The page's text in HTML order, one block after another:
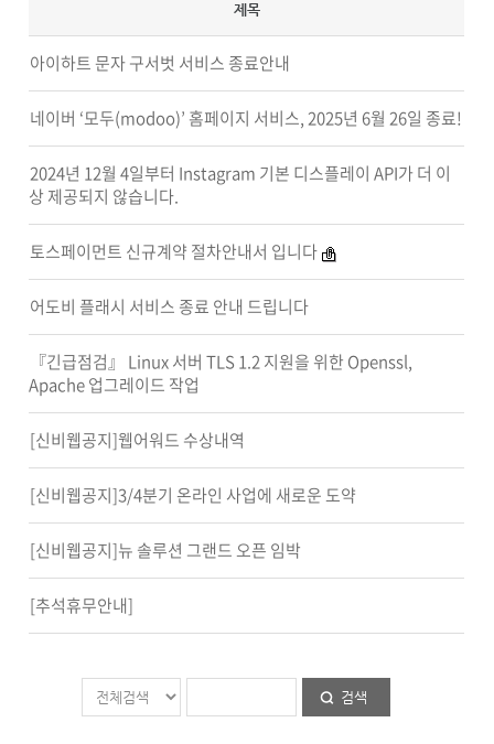
제목
아이하트 문자 구서벗 서비스 종료안내
네이버 ‘모두(modoo)’ 홈페이지 서비스, 2025년 6월 26일 종료!
2024년 12월 4일부터 Instagram 기본 디스플레이 API가 더 이
상 제공되지 않습니다.
토스페이먼트 신규계약 절차안내서 입니다
어도비 플래시 서비스 종료 안내 드립니다
『긴급점검』 Linux 서버 TLS 1.2 지원을 위한 Openssl,
Apache 업그레이드 작업
[신비웹공지]웹어워드 수상내역
[신비웹공지]3/4분기 온라인 사업에 새로운 도약
[신비웹공지]뉴 솔루션 그랜드 오픈 임박
[추석휴무안내]
검색